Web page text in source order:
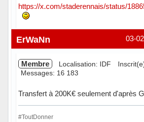
https://x.com/staderennais/status/
Hors ligne 03-
ErWaNn
Membre Localisation: IDF
Messages: 16 183
Transfert à 200K€ seulement d'après
#ToutDonner